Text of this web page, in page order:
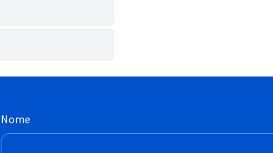
Nome